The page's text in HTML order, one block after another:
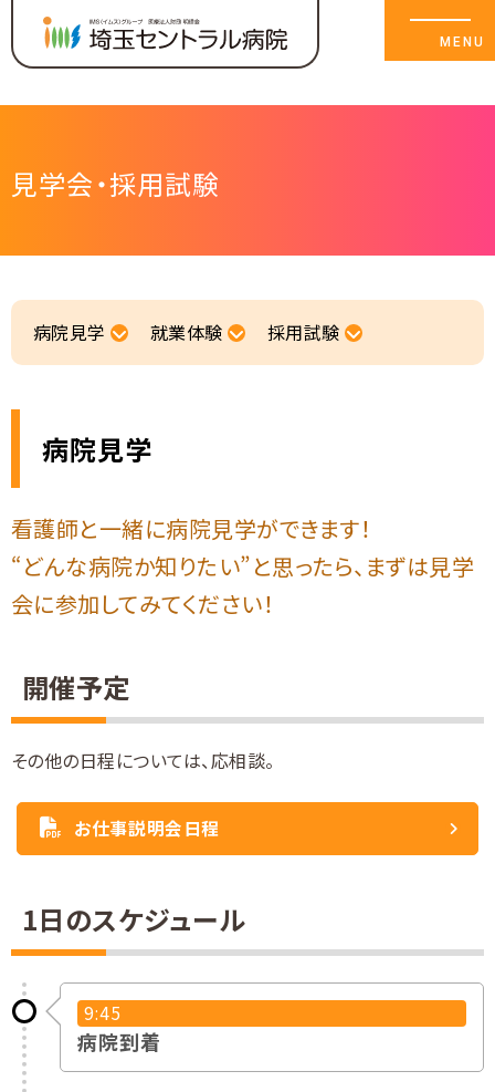
メッセージ
ワークライフバランス
仲間たちのご紹介
採用エントリー・ご相談
見学会・採用試験
病院見学 就業体験 採用試験
病院見学
看護師と一緒に病院見学ができます！
“どんな病院か知りたい”と思ったら、まずは見学
会に参加してみてください！
開催予定
その他の日程については、応相談。
お仕事説明会日程
1日のスケジュール
9:45
病院到着